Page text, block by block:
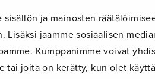
sisällön ja mainosten
Lisäksi jaamme sosiaalisen
Kumppanimme voivat
tai joita on kerätty, kun olet